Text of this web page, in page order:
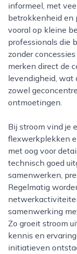
informeel, met
betrokkenheid en
vooral op kleine
professionals die
zonder
merken direct de
levendigheid, wat
zowel
ontmoetingen.
Bij stroom vind je een mix van vaste werkplekken,
flexwerkplekken
met oog voor
technisch goed
samenwerken,
Regelmatig
samenwerking
Zo groeit stroom
kennis en
initiatieven